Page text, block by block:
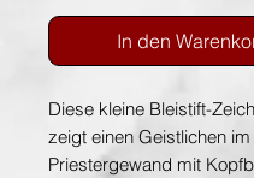
In den
Diese kleine Bleistift-
zeigt einen Geistlichen im
Priestergewand mit